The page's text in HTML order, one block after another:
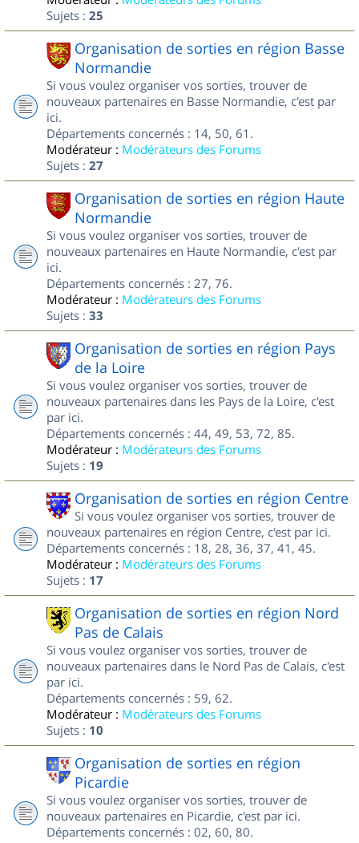
Sujets : 25
Organisation de sorties en région Basse
Normandie
Si vous voulez organiser vos sorties, trouver de
nouveaux partenaires en Basse Normandie, c'est par
ici.
Départements concernés : 14, 50, 61.
Modérateur : Modérateurs des Forums
Sujets : 27
Organisation de sorties en région Haute
Normandie
Si vous voulez organiser vos sorties, trouver de
nouveaux partenaires en Haute Normandie, c'est par
ici.
Départements concernés : 27, 76.
Modérateur : Modérateurs des Forums
Sujets : 33
Organisation de sorties en région Pays
de la Loire
Si vous voulez organiser vos sorties, trouver de
nouveaux partenaires dans les Pays de la Loire, c'est
par ici.
Départements concernés : 44, 49, 53, 72, 85.
Modérateur : Modérateurs des Forums
Sujets : 19
Organisation de sorties en région Centre
Si vous voulez organiser vos sorties, trouver de
nouveaux partenaires en région Centre, c'est par ici.
Départements concernés : 18, 28, 36, 37, 41, 45.
Modérateur : Modérateurs des Forums
Sujets : 17
Organisation de sorties en région Nord
Pas de Calais
Si vous voulez organiser vos sorties, trouver de
nouveaux partenaires dans le Nord Pas de Calais, c'est
par ici.
Départements concernés : 59, 62.
Modérateur : Modérateurs des Forums
Sujets : 10
Organisation de sorties en région
Picardie
Si vous voulez organiser vos sorties, trouver de
nouveaux partenaires en Picardie, c'est par ici.
Départements concernés : 02, 60, 80.